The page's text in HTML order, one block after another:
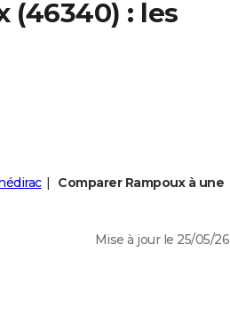
(46340) : les
Comparer Rampoux à une
Mise à jour le 25/05/26